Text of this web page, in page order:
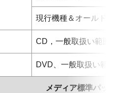
現行機種＆オールド
CD，一般取扱い範囲
DVD、一般取扱い範
メディア標準パッ